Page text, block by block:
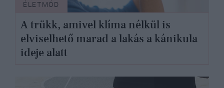
ÉLETMÓD
A trükk, amivel klíma nélkül is
elviselhető marad a lakás a kánikula
ideje alatt